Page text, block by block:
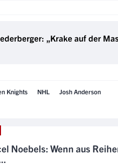
„Krake auf der
Knights NHL Josh Anderson
Noebels: Wenn aus